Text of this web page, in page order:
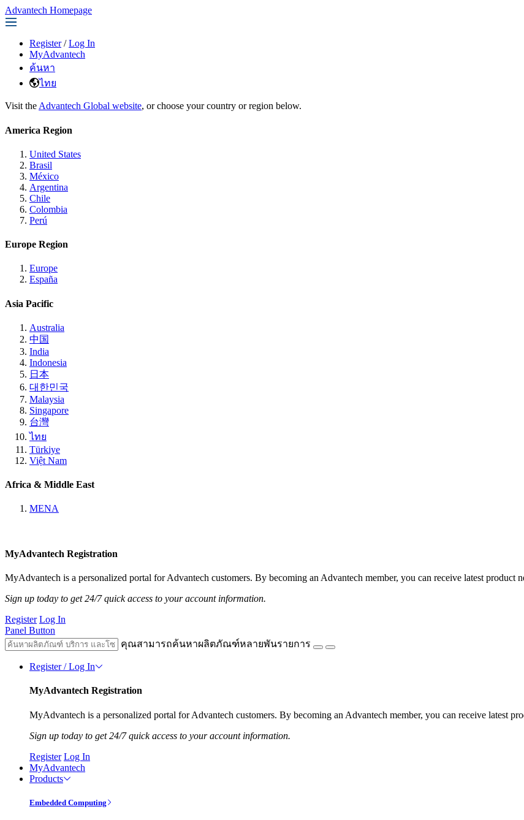
Advantech Homepage
Register / Log In
MyAdvantech
ค้นหา
ไทย
Visit the Advantech Global website, or choose your country or region below.
America Region
United States
Brasil
México
Argentina
Chile
Colombia
Perú
Europe Region
Europe
España
Asia Pacific
Australia
中国
India
Indonesia
日本
대한민국
Malaysia
Singapore
台灣
ไทย
Türkiye
Việt Nam
Africa & Middle East
MENA
MyAdvantech Registration
MyAdvantech is a personalized portal for Advantech customers. By becoming an Advantech member, you can receive latest product
Sign up today to get 24/7 quick access to your account information.
Register Log In
Panel Button
คุณสามารถค้นหาผลิตภัณฑ์หลายพันรายการ
Register / Log In
MyAdvantech Registration
MyAdvantech is a personalized portal for Advantech customers. By becoming an Advantech member, you can receive latest
Sign up today to get 24/7 quick access to your account information.
Register Log In
MyAdvantech
Products
Embedded Computing